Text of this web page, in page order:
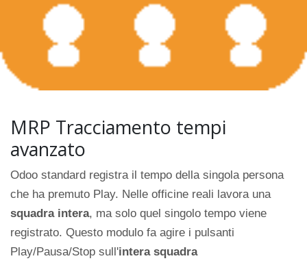
MRP Tracciamento tempi
avanzato
Odoo standard registra il tempo della singola persona
che ha premuto Play. Nelle officine reali lavora una
squadra intera, ma solo quel singolo tempo viene
registrato. Questo modulo fa agire i pulsanti
Play/Pausa/Stop sull'intera squadra